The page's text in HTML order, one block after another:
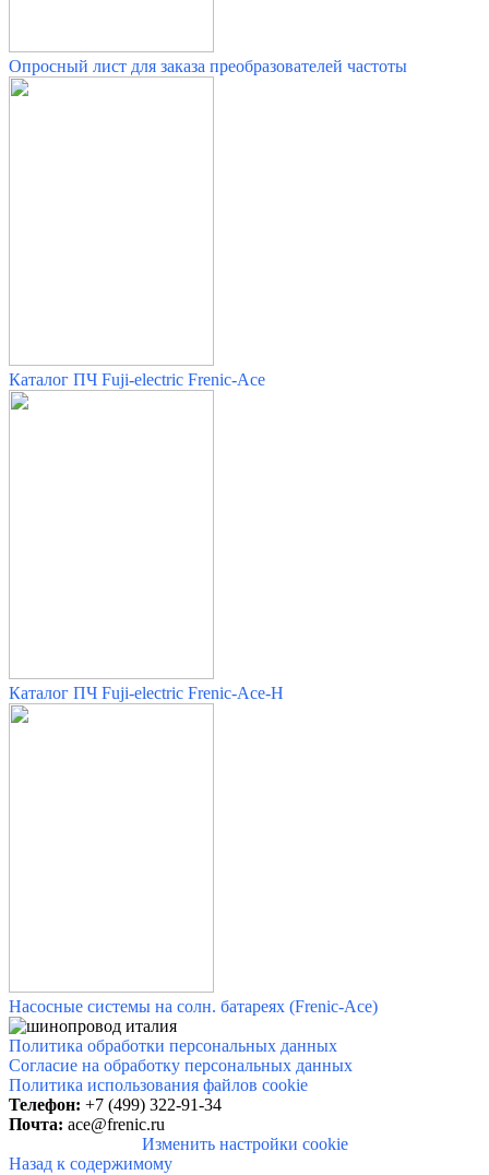
Опросный лист для заказа преобразователей частоты
Каталог ПЧ Fuji-electric Frenic-Ace
Каталог ПЧ Fuji-electric Frenic-Ace-H
Насосные системы на солн. батареях (Frenic-Ace)
Политика обработки персональных данных
Согласие на обработку персональных данных
Политика использования файлов cookie
Телефон: +7 (499) 322-91-34
Почта: ace@frenic.ru
Изменить настройки cookie
Назад к содержимому